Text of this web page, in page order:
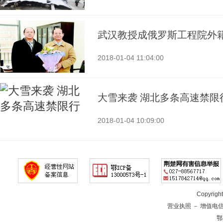
武汉教授成俄罗斯工程院外
2018-01-04 11:04:00
大雪来袭 湖北多条高速禁限
2018-01-04 10:09:00
营业执照 － 增值电